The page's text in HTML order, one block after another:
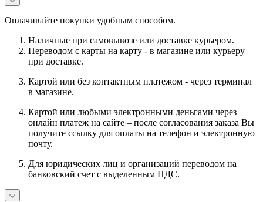
Оплачивайте покупки удобным способом.
Наличные при самовывозе или доставке курьером.
Переводом с карты на карту - в магазине или курьеру
при доставке.
Картой или без контактным платежом - через терминал
в магазине.
Картой или любыми электронными деньгами через
онлайн платеж на сайте – после согласования заказа Вы
получите ссылку для оплаты на телефон и электронную
почту.
Для юридических лиц и организаций переводом на
банковский счет с выделенным НДС.